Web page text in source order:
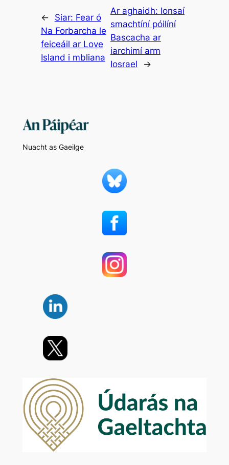
← Siar: Fear ó
Na Forbarcha le
feiceáil ar Love
Island i mbliana
Ar aghaidh: Ionsaí
smachtíní póilíní
Bascacha ar
iarchimí arm
Iosrael
→
Nuacht as Gaeilge